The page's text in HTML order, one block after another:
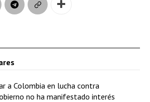
a Colombia en lucha contra
no ha manifestado interés